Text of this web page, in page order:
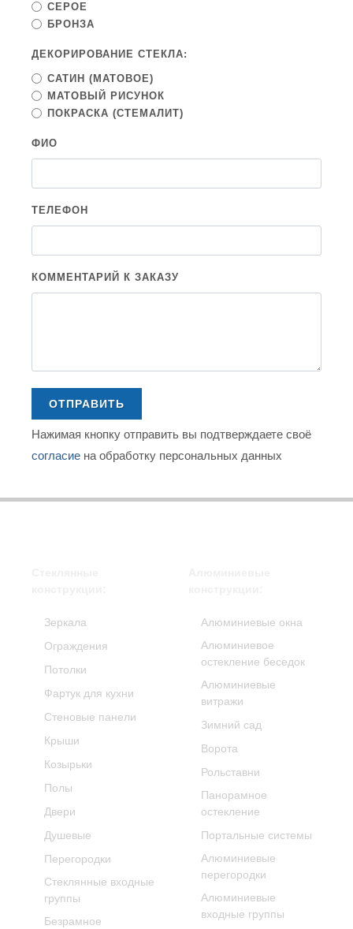
СЕРОЕ
БРОНЗА
ДЕКОРИРОВАНИЕ СТЕКЛА:
САТИН (МАТОВОЕ)
МАТОВЫЙ РИСУНОК
ПОКРАСКА (СТЕМАЛИТ)
ФИО
ТЕЛЕФОН
КОММЕНТАРИЙ К ЗАКАЗУ
ОТПРАВИТЬ
Нажимая кнопку отправить вы подтверждаете своё
согласие на обработку персональных данных
Зеркала
Ограждения
Потолки
Фартук для кухни
Стеновые панели
Крыши
Козырьки
Полы
Двери
Душевые
Перегородки
Стеклянные входные
группы
Безрамное
Алюминиевые окна
Алюминиевое
остекление беседок
Алюминиевые
витражи
Зимний сад
Ворота
Рольставни
Панорамное
остекление
Портальные системы
Алюминиевые
перегородки
Алюминиевые
входные группы